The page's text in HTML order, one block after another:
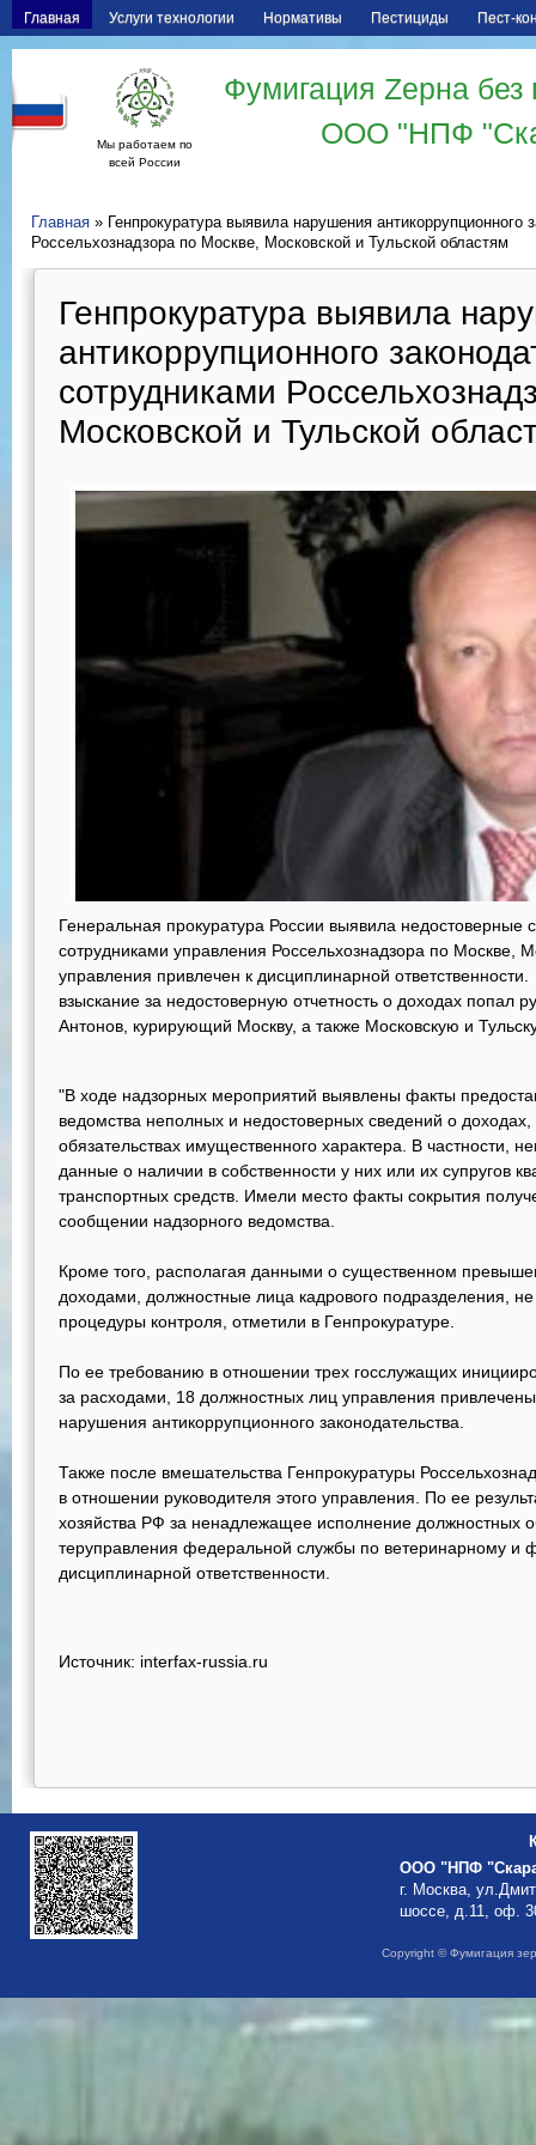
Главная Услуги технологии Нормативы Пестициды Пест-
Мы работаем по
всей России
Фумигация Zерна
ООО "НПФ
Главная » Генпрокуратура выявила нарушения антикоррупционного
Россельхознадзора по Москве, Московской и Тульской областям
Генпрокуратура выявила
антикоррупционного
сотрудниками
Московской и Тульской
Генеральная прокуратура России выявила недостоверные
сотрудниками управления Россельхознадзора по Москве,
управления привлечен к дисциплинарной
взыскание за недостоверную отчетность о доходах попал
Антонов, курирующий Москву, а также Московскую и
"В ходе надзорных мероприятий выявлены факты
ведомства неполных и недостоверных сведений о
обязательствах имущественного характера. В частности,
данные о наличии в собственности у них или их супругов
транспортных средств. Имели место факты сокрытия
сообщении надзорного ведомства.
Кроме того, располагая данными о существенном
доходами, должностные лица кадрового подразделения,
процедуры контроля, отметили в Генпрокуратуре.
По ее требованию в отношении трех госслужащих
за расходами, 18 должностных лиц управления
нарушения антикоррупционного законодательства.
Также после вмешательства Генпрокуратуры
в отношении руководителя этого управления. По ее
хозяйства РФ за ненадлежащее исполнение должностных
теруправления федеральной службы по ветеринарному и
дисциплинарной ответственности.
Источник: interfax-russia.ru
ООО "НПФ
г. Москва,
шоссе, д.11, оф.
Copyright © Фумигация